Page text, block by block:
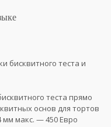
бисквитного теста и
теста прямо
основ для тортов
мм макс. — 450 Евро